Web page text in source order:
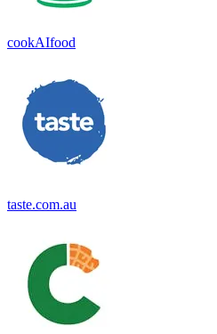
cookAIfood
taste.com.au